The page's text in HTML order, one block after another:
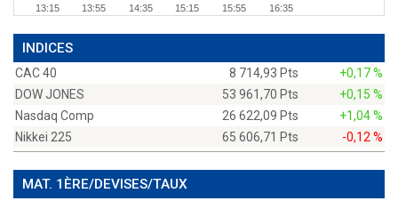
13:15 13:55 14:35 15:15 15:55 16:35
INDICES
CAC 40 8 714,93 Pts
+0,17 %
DOW JONES
53 961,70 Pts
+0,15 %
Nasdaq Comp
26 622,09 Pts
+1,04 %
Nikkei 225
65 606,71 Pts -0,12 %
MAT. 1ÈRE/DEVISES/TAUX